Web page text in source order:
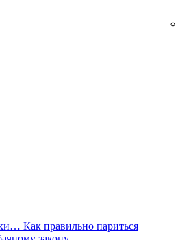
Как правильно париться